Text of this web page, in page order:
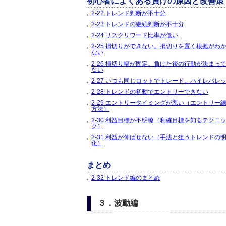
2-22 トレンド判断が不十分
2-23 トレンドの継続判断が不十分
2-24 リスクリワード比率が低い
2-25 損切りができない。損切りを置く根拠がわ
ない
2-26 損切り幅が固定。負けた後の行動が決まっ
ない
2-27 いつも同じロットでトレード。ハイレバレ
2-28 トレンドの初動でエントリーできない
2-29 エントリータイミングが悪い（エントリー
方法）
2-30 利益目標が不明瞭（利確目標を知るテクニッ
ク）
2-31 利益が伸ばせない（手法と狙うトレンドの
化）
まとめ
2-32 トレンド編のまとめ
３．波動編